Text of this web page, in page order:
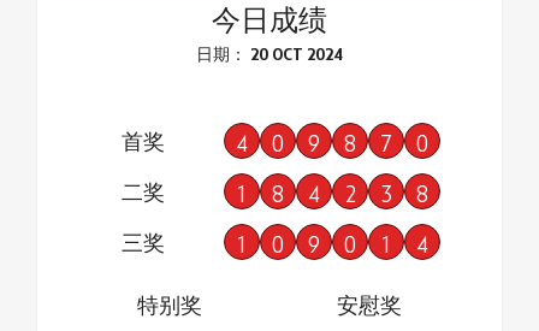
今日成绩
日期： 20 OCT 2024
首奖 4 0 9 8 7 0
二奖 1 8 4 2 3 8
三奖 1 0 9 0 1 4
特别奖
安慰奖